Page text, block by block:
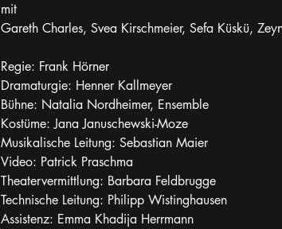
mit
Gareth Charles, Svea Kirschmeier, Sefa Küskü,
Regie: Frank Hörner
Dramaturgie: Henner Kallmeyer
Bühne: Natalia Nordheimer, Ensemble
Kostüme: Jana Januschewski-Moze
Musikalische Leitung: Sebastian Maier
Video: Patrick Praschma
Theatervermittlung: Barbara Feldbrugge
Technische Leitung: Philipp Wistinghausen
Assistenz: Emma Khadija Herrmann